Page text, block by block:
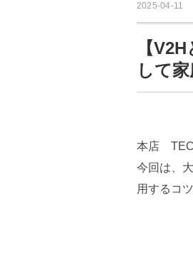
2025-04-11
【
して
本店
今回は、
用するコ